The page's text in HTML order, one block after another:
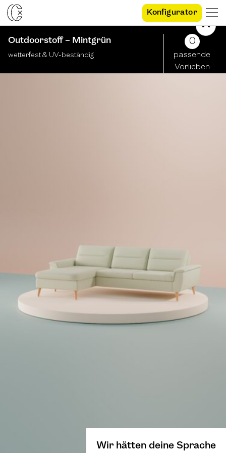
Konfigurator
Outdoorstoff – Mintgrün
wetterfest & UV-beständig
0
passende
Vorlieben
Wir hätten deine Sprache